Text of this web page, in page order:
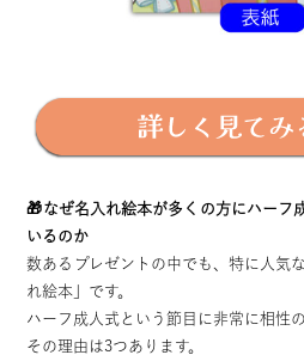
🎁なぜ名入れ絵本が多くの方にハーフ
いるのか
数あるプレゼントの中でも、特に人気
れ絵本」です。
ハーフ成人式という節目に非常に相性
その理由は3つあります。